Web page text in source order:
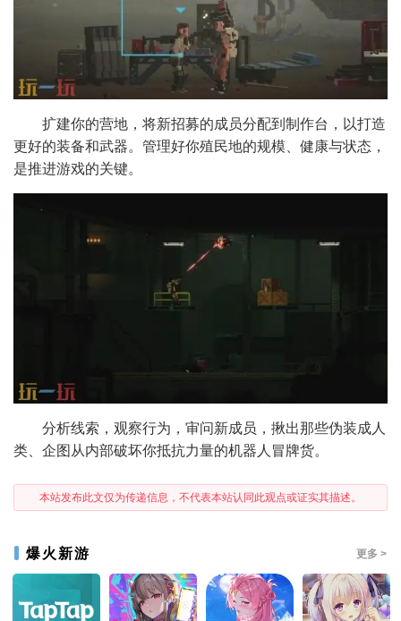
扩建你的营地，将新招募的成员分配到制作台，以打造
更好的装备和武器。管理好你殖民地的规模、健康与状态，
是推进游戏的关键。
分析线索，观察行为，审问新成员，揪出那些伪装成人
类、企图从内部破坏你抵抗力量的机器人冒牌货。
本站发布此文仅为传递信息，不代表本站认同此观点或证实其描述。
爆火新游 更多 >